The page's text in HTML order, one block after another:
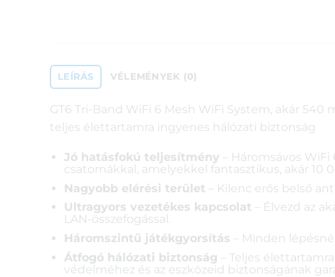
LEÍRÁS VÉLEMÉNYEK (0)
GT6 Tri-Band WiFi 6 Mesh WiFi System, akár 540
teljes élettartamra ingyenes hálózati biztonság
Jó hatásfokú teljesítmény – Háromsávos
csatornákkal, amelyekkel fantasztikus, akár 10
Nagyobb elérési terület – Kilenc erős belső
Ultragyors vezetékes kapcsolat – Élvezd az
LAN-összefogással.
Háromszintű játékgyorsítás – Minden
Átfogó hálózati biztonság – Teljes
védelméhez és az eszközeid biztonságának